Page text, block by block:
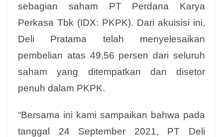
sebagian saham PT Perdana Karya
Perkasa Tbk (IDX: PKPK). Dari akuisisi ini,
Deli Pratama telah menyelesaikan
pembelian atas 49,56 persen dari seluruh
saham yang ditempatkan dan disetor
penuh dalam PKPK.
“Bersama ini kami sampaikan bahwa pada
tanggal 24 September 2021, PT Deli